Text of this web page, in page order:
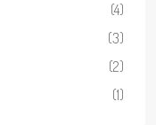
(4)
(3)
(2)
(1)